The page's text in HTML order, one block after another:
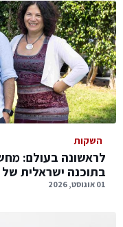
השקות
בתוכנה ישראלית
01 אוגוסט, 2026